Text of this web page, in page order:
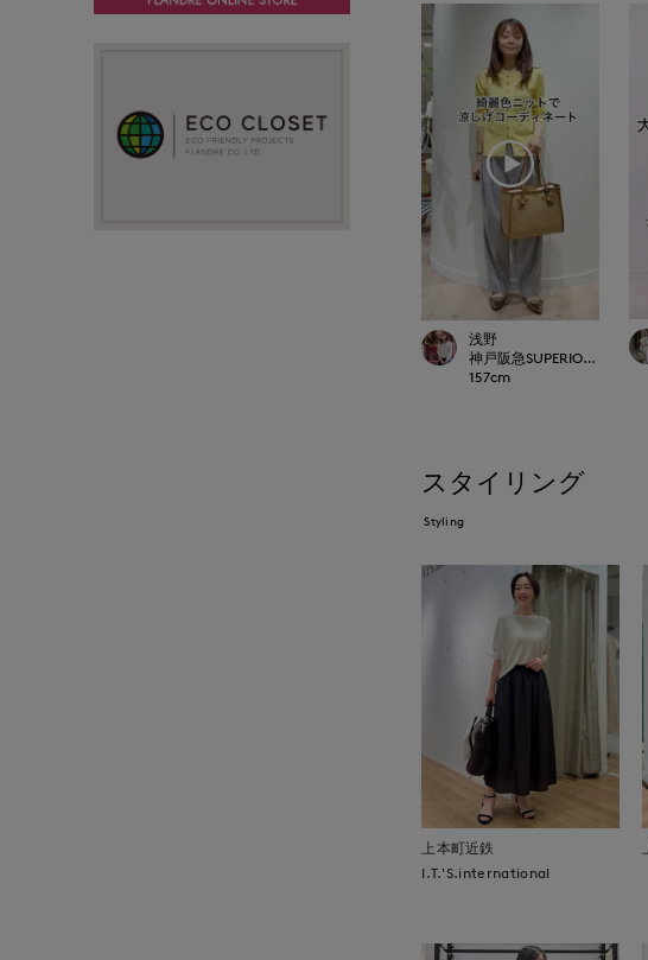
浅野
神戸阪急SUPERIORCLOSET
157cm
スタイリング
Styling
上本町近鉄
I.T.'S.international